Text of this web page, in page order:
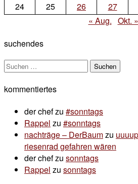
24
25 26 27
« Aug. Okt. »
suchendes
Suchen
kommentiertes
der chefzu #sonntags
Rappel zu #sonntags
nachträge – DerBaumzu
riesenrad gefahren wären
der chefzu sonntags
Rappel zu sonntags